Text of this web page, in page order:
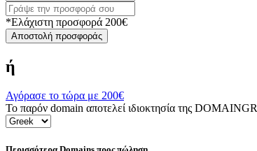
*Ελάχιστη προσφορά 200€
Αποστολή προσφοράς
ή
Αγόρασε το τώρα με 200€
Το παρόν domain αποτελεί ιδιοκτησία της